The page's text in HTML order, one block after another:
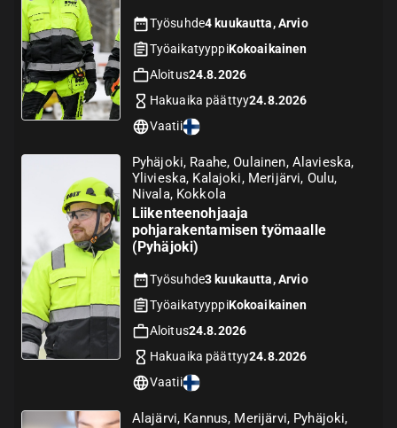
Työsuhde4 kuukautta, Arvio
TyöaikatyyppiKokoaikainen
Aloitus24.8.2026
Hakuaika päättyy24.8.2026
Vaatii
Pyhäjoki, Raahe, Oulainen, Alavieska,
Ylivieska, Kalajoki, Merijärvi, Oulu,
Nivala, Kokkola
Liikenteenohjaaja
pohjarakentamisen työmaalle
(Pyhäjoki)
Työsuhde3 kuukautta, Arvio
TyöaikatyyppiKokoaikainen
Aloitus24.8.2026
Hakuaika päättyy24.8.2026
Vaatii
Alajärvi, Kannus, Merijärvi, Pyhäjoki,